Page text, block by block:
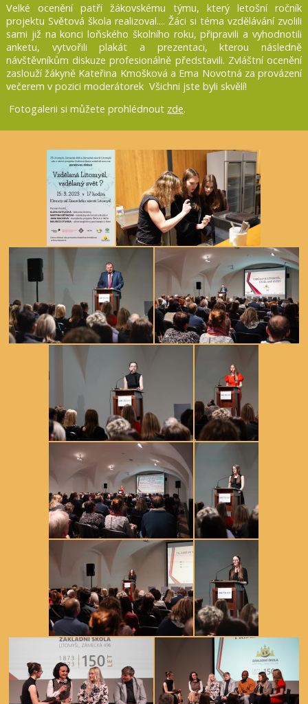
Velké ocenění patří žákovskému týmu, který letošní ročník
projektu Světová škola realizoval.... Žáci si téma vzdělávání zvolili
sami již na konci loňského školního roku, připravili a vyhodnotili
anketu, vytvořili plakát a prezentaci, kterou následně
návštěvníkům diskuze profesionálně představili. Zvláštní ocenění
zaslouží žákyně Kateřina Kmošková a Ema Novotná za provázení
večerem v pozici moderátorek Všichni jste byli skvělí!
Fotogalerii si můžete prohlédnout zde.